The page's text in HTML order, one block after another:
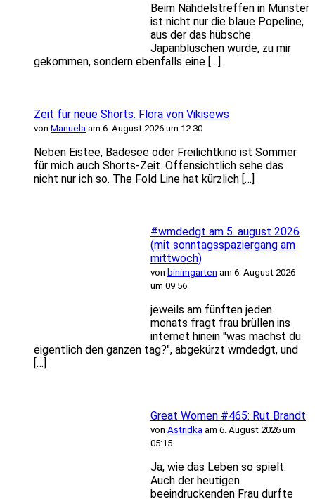
Beim Nähdelstreffen in Münster
ist nicht nur die blaue Popeline,
aus der das hübsche
Japanblüschen wurde, zu mir
gekommen, sondern ebenfalls eine […]
Zeit für neue Shorts. Flora von Vikisews
von Manuela am 6. August 2026 um 12:30
Neben Eistee, Badesee oder Freilichtkino ist Sommer
für mich auch Shorts-Zeit. Offensichtlich sehe das
nicht nur ich so. The Fold Line hat kürzlich […]
#wmdedgt am 5. august 2026
(mit sonntagsspaziergang am
mittwoch)
von binimgarten am 6. August 2026
um 09:56
jeweils am fünften jeden
monats fragt frau brüllen ins
internet hinein "was machst du
eigentlich den ganzen tag?", abgekürzt wmdedgt, und
[…]
Great Women #465: Rut Brandt
von Astridka am 6. August 2026 um
05:15
Ja, wie das Leben so spielt:
Auch der heutigen
beeindruckenden Frau durfte